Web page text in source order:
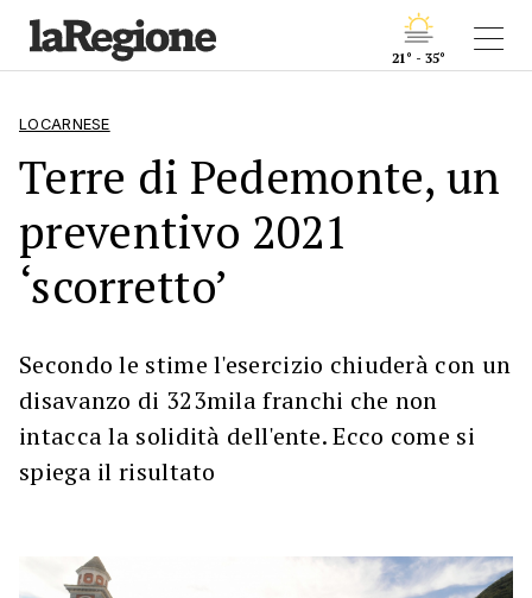
21° - 35°
LOCARNESE
Terre di Pedemonte, un
preventivo 2021
‘scorretto’
Secondo le stime l'esercizio chiuderà con un
disavanzo di 323mila franchi che non
intacca la solidità dell'ente. Ecco come si
spiega il risultato